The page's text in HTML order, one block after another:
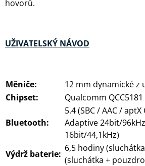
hovorů.
UŽIVATELSKÝ NÁVOD
Měniče:
12 mm dynamické z
Chipset:
Qualcomm QCC5181
Bluetooth:
5.4 (SBC / AAC /
Adaptive 24bit/
16bit/44,1kHz)
Výdrž baterie:
6,5 hodiny
(sluchátka +